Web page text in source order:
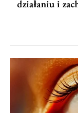
działaniu i